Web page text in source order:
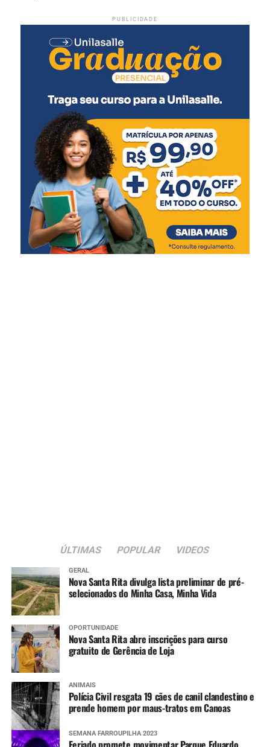
PUBLICIDADE
ÚLTIMAS POPULAR VIDEOS
GERAL
Nova Santa Rita divulga lista preliminar de pré-
selecionados do Minha Casa, Minha Vida
OPORTUNIDADE
Nova Santa Rita abre inscrições para curso
gratuito de Gerência de Loja
ANIMAIS
Polícia Civil resgata 19 cães de canil clandestino e
prende homem por maus-tratos em Canoas
SEMANA FARROUPILHA 2023